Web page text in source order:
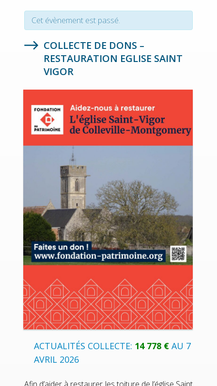
Cet évènement est passé.
COLLECTE DE DONS –
RESTAURATION EGLISE SAINT
VIGOR
ACTUALITÉS COLLECTE: 14 778 € AU 7
AVRIL 2026